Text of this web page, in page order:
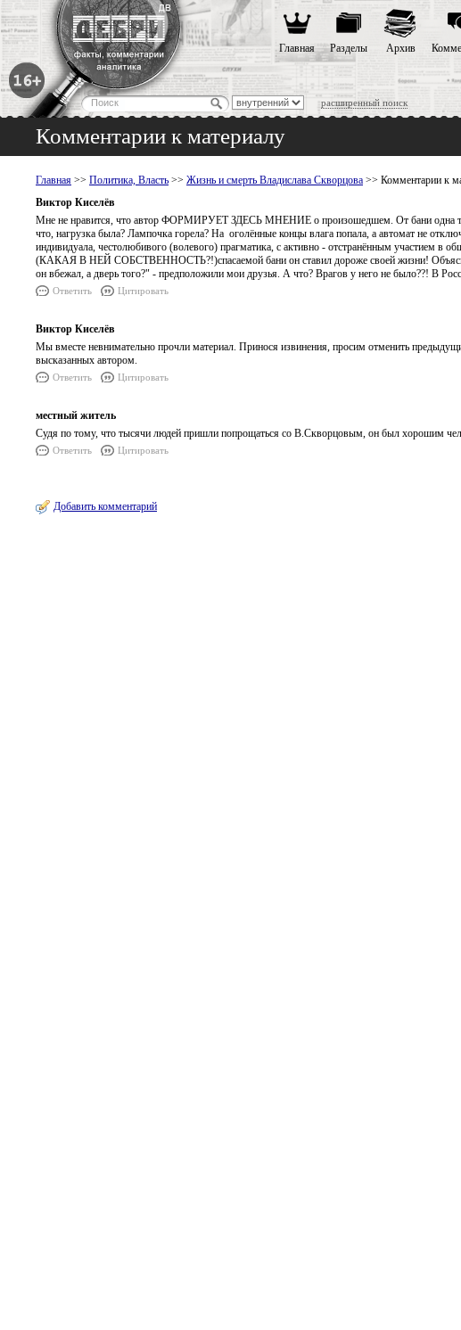
расширенный поиск
Главная Разделы Архив
Комментарии к материалу
Главная >> Политика, Власть >> Жизнь и смерть Владислава Скворцова >> Комментарии к
Виктор Киселёв
Мне не нравится, что автор ФОРМИРУЕТ ЗДЕСЬ МНЕНИЕ о произошедшем. От бани одна
что, нагрузка была? Лампочка горела? На оголённые концы влага попала, а автомат не
индивидуала, честолюбивого (волевого) прагматика, с активно - отстранённым участием в
(КАКАЯ В НЕЙ СОБСТВЕННОСТЬ?!)спасаемой бани он ставил дороже своей жизни!
он вбежал, а дверь того?" - предположили мои друзья. А что? Врагов у него не было??! В
Ответить Цитировать
Виктор Киселёв
Мы вместе невнимательно прочли материал. Принося извинения, просим отменить
высказанных автором.
Ответить Цитировать
местный житель
Судя по тому, что тысячи людей пришли попрощаться со В.Скворцовым, он был хорошим
Ответить Цитировать
Добавить комментарий